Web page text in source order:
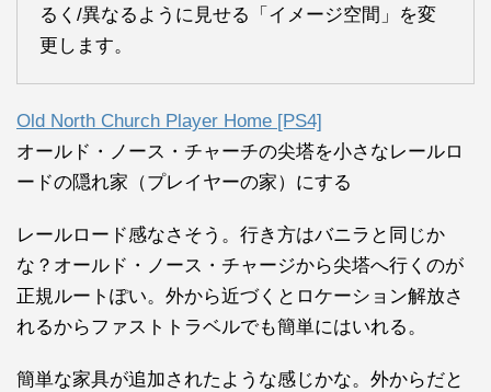
るく/異なるように見せる「イメージ空間」を変
更します。
Old North Church Player Home [PS4]
オールド・ノース・チャーチの尖塔を小さなレールロ
ードの隠れ家（プレイヤーの家）にする
レールロード感なさそう。行き方はバニラと同じか
な？オールド・ノース・チャージから尖塔へ行くのが
正規ルートぽい。外から近づくとロケーション解放さ
れるからファストトラベルでも簡単にはいれる。
簡単な家具が追加されたような感じかな。外からだと